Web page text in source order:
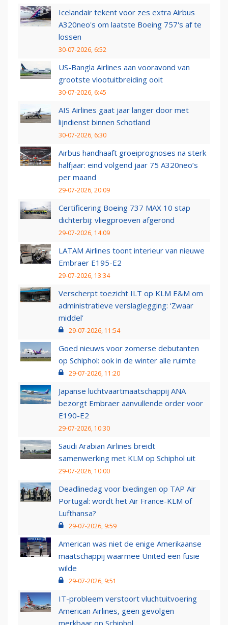
Icelandair tekent voor zes extra Airbus
A320neo's om laatste Boeing 757's af te
lossen
30-07-2026, 6:52
US-Bangla Airlines aan vooravond van
grootste vlootuitbreiding ooit
30-07-2026, 6:45
AIS Airlines gaat jaar langer door met
lijndienst binnen Schotland
30-07-2026, 6:30
Airbus handhaaft groeiprognoses na sterk
halfjaar: eind volgend jaar 75 A320neo’s
per maand
29-07-2026, 20:09
Certificering Boeing 737 MAX 10 stap
dichterbij: vliegproeven afgerond
29-07-2026, 14:09
LATAM Airlines toont interieur van nieuwe
Embraer E195-E2
29-07-2026, 13:34
Verscherpt toezicht ILT op KLM E&M om
administratieve verslaglegging: ‘Zwaar
middel’
29-07-2026, 11:54
Goed nieuws voor zomerse debutanten
op Schiphol: ook in de winter alle ruimte
29-07-2026, 11:20
Japanse luchtvaartmaatschappij ANA
bezorgt Embraer aanvullende order voor
E190-E2
29-07-2026, 10:30
Saudi Arabian Airlines breidt
samenwerking met KLM op Schiphol uit
29-07-2026, 10:00
Deadlinedag voor biedingen op TAP Air
Portugal: wordt het Air France-KLM of
Lufthansa?
29-07-2026, 9:59
American was niet de enige Amerikaanse
maatschappij waarmee United een fusie
wilde
29-07-2026, 9:51
IT-probleem verstoort vluchtuitvoering
American Airlines, geen gevolgen